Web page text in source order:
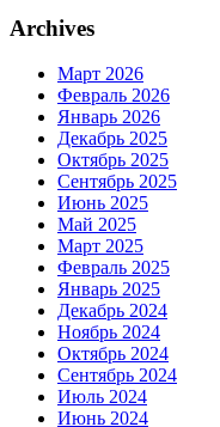
Archives
Март 2026
Февраль 2026
Январь 2026
Декабрь 2025
Октябрь 2025
Сентябрь 2025
Июнь 2025
Май 2025
Март 2025
Февраль 2025
Январь 2025
Декабрь 2024
Ноябрь 2024
Октябрь 2024
Сентябрь 2024
Июль 2024
Июнь 2024